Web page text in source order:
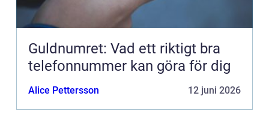
Guldnumret: Vad ett riktigt bra
telefonnummer kan göra för dig
Alice Pettersson 12 juni 2026